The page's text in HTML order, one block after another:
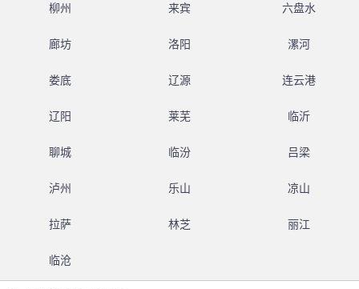
柳州 来宾 六盘水
廊坊 洛阳 漯河
娄底 辽源 连云港
辽阳 莱芜 临沂
聊城 临汾 吕梁
泸州 乐山 凉山
拉萨 林芝 丽江
临沧